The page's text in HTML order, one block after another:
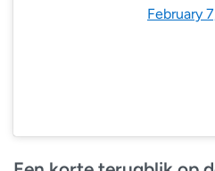
February